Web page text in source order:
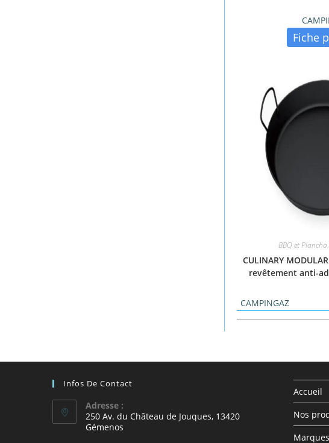
Fiche
BBQ et Plancha
CULINARY
revêtement anti-
CAMPINGAZ
Infos De Contact
Adresse :
250 Av. du Château de Jouques, 13420
Gémenos
Accueil
Nos
Marques